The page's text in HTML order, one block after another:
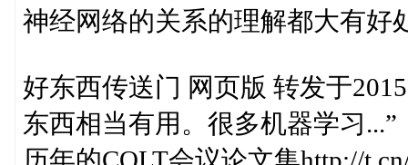
神经网络的关系的理解都大有好
好东西传送门 网页版 转发于
东西相当有用。很多机器学习...”